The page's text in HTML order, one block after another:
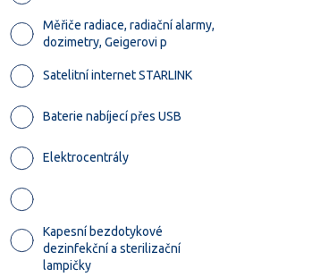
Měřiče radiace, radiační alarmy,
dozimetry, Geigerovi p
Satelitní internet STARLINK
Baterie nabíjecí přes USB
Elektrocentrály
Kapesní bezdotykové
dezinfekční a sterilizační
lampičky